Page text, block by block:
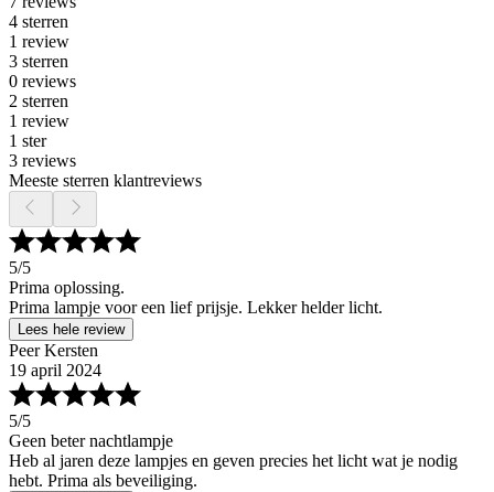
4 sterren
1 review
3 sterren
0 reviews
2 sterren
1 review
1 ster
3 reviews
Meeste sterren klantreviews
5/5
Prima oplossing.
Prima lampje voor een lief prijsje. Lekker helder licht.
Lees hele review
Peer Kersten
19 april 2024
5/5
Geen beter nachtlampje
Heb al jaren deze lampjes en geven precies het licht wat je nodig
hebt. Prima als beveiliging.